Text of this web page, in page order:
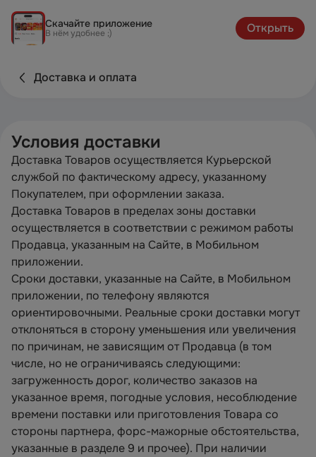
Скачайте приложение
В нём удобнее ;) Открыть
Доставка и оплата
Условия доставки
Доставка Товаров осуществляется Курьерской
службой по фактическому адресу, указанному
Покупателем, при оформлении заказа.
Доставка Товаров в пределах зоны доставки
осуществляется в соответствии с режимом работы
Продавца, указанным на Сайте, в Мобильном
приложении.
Сроки доставки, указанные на Сайте, в Мобильном
приложении, по телефону являются
ориентировочными. Реальные сроки доставки могут
отклоняться в сторону уменьшения или увеличения
по причинам, не зависящим от Продавца (в том
числе, но не ограничиваясь следующими:
загруженность дорог, количество заказов на
указанное время, погодные условия, несоблюдение
времени поставки или приготовления Товара со
стороны партнера, форс-мажорные обстоятельства,
указанные в разделе 9 и прочее). При наличии